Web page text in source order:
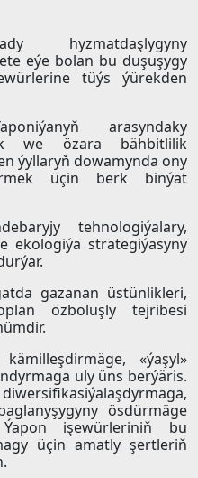
hyzmatdaşlygyny
eýe bolan bu duşuşygy
tüýs ýürekden
arasyndaky
we özara bähbitlilik
ýyllaryň dowamynda ony
üçin berk binýat
tehnologiýalary,
ekologiýa strategiýasyny
gazanan üstünlikleri,
özboluşly tejribesi
«ýaşyl»
uly üns berýäris.
ösdürmäge
işewürleriniň bu
üçin amatly şertleriň